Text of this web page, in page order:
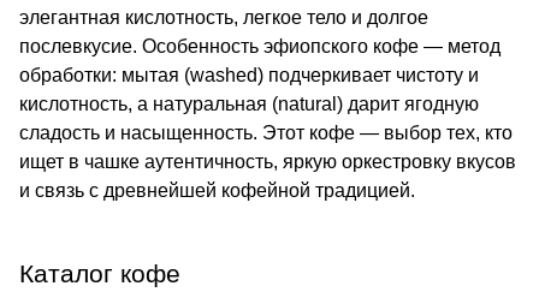
элегантная кислотность, легкое тело и долгое
послевкусие. Особенность эфиопского кофе — метод
обработки: мытая (washed) подчеркивает чистоту и
кислотность, а натуральная (natural) дарит ягодную
сладость и насыщенность. Этот кофе — выбор тех, кто
ищет в чашке аутентичность, яркую оркестровку вкусов
и связь с древнейшей кофейной традицией.
Каталог кофе